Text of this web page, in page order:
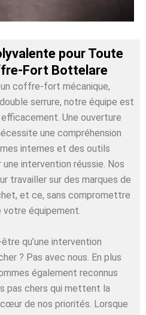
pour Toute
Fort Bottelare
coffre-fort mécanique,
serrure, notre équipe est
Une ouverture
une compréhension
internes et des outils
intervention réussie. Nos
travailler sur des marques de
et ce, sans compromettre
votre équipement.
qu’une intervention
? Pas avec nous. En plus
également reconnus
pas chers qui mettent la
de nos priorités. Lorsque